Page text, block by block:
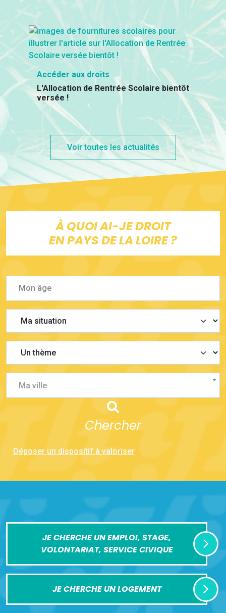
Accéder aux droits
L'Allocation de Rentrée Scolaire bientôt
versée !
Voir toutes les actualités
À QUOI AI-JE DROIT
EN PAYS DE LA LOIRE ?
Ma ville
Chercher
Déposer un dispositif à valoriser
JE CHERCHE UN EMPLOI, STAGE,
VOLONTARIAT, SERVICE CIVIQUE
JE CHERCHE UN LOGEMENT